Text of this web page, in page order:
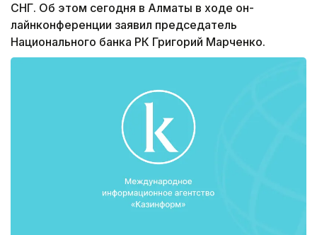
СНГ. Об этом сегодня в Алматы в ходе он-
лайнконференции заявил председатель
Национального банка РК Григорий Марченко.